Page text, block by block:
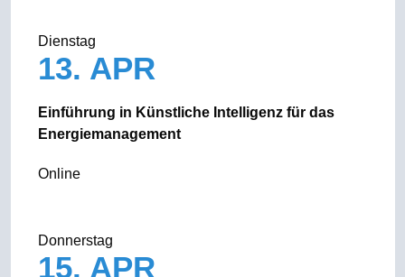
Dienstag
13. APR
Einführung in Künstliche Intelligenz für das
Energiemanagement
Online
Donnerstag
15. APR